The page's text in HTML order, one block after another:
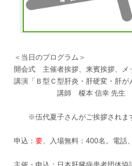
＜当日のプログラム＞
開会式 主催者挨拶、来賓挨拶、メ
講演「Ｂ型Ｃ型肝炎・肝硬変・肝が
講師 榎本 信幸 先生 山梨
※伍代夏子さんがご挨拶されま
申込： 要、入場無料：400名。電話